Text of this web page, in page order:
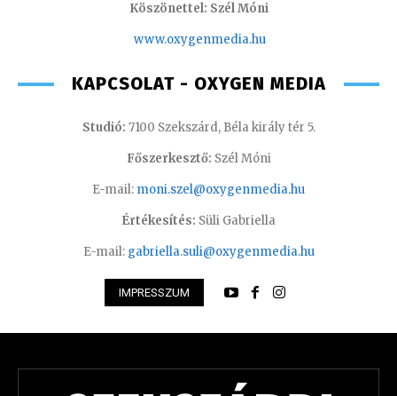
Köszönettel: Szél Móni
www.oxygenmedia.hu
KAPCSOLAT - OXYGEN MEDIA
Studió: 7100 Szekszárd, Béla király tér 5.
Főszerkesztő: Szél Móni
E-mail: moni.szel@oxygenmedia.hu
Értékesítés: Süli Gabriella
E-mail: gabriella.suli@oxygenmedia.hu
IMPRESSZUM